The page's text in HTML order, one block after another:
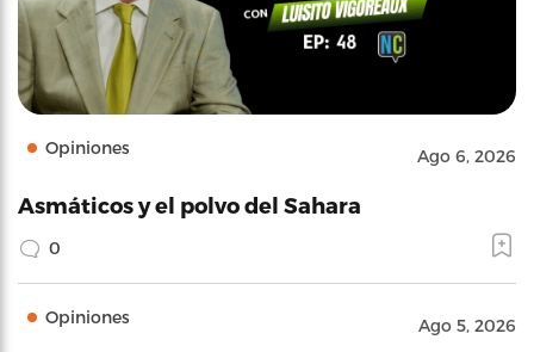
Opiniones Ago 6, 2026
Asmáticos y el polvo del Sahara
0
Opiniones Ago 5, 2026